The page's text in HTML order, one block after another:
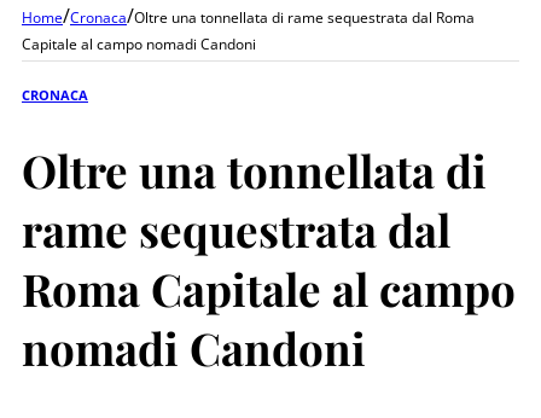
Home/Cronaca/Oltre una tonnellata di rame sequestrata dal Roma
Capitale al campo nomadi Candoni
CRONACA
Oltre una tonnellata di
rame sequestrata dal
Roma Capitale al campo
nomadi Candoni